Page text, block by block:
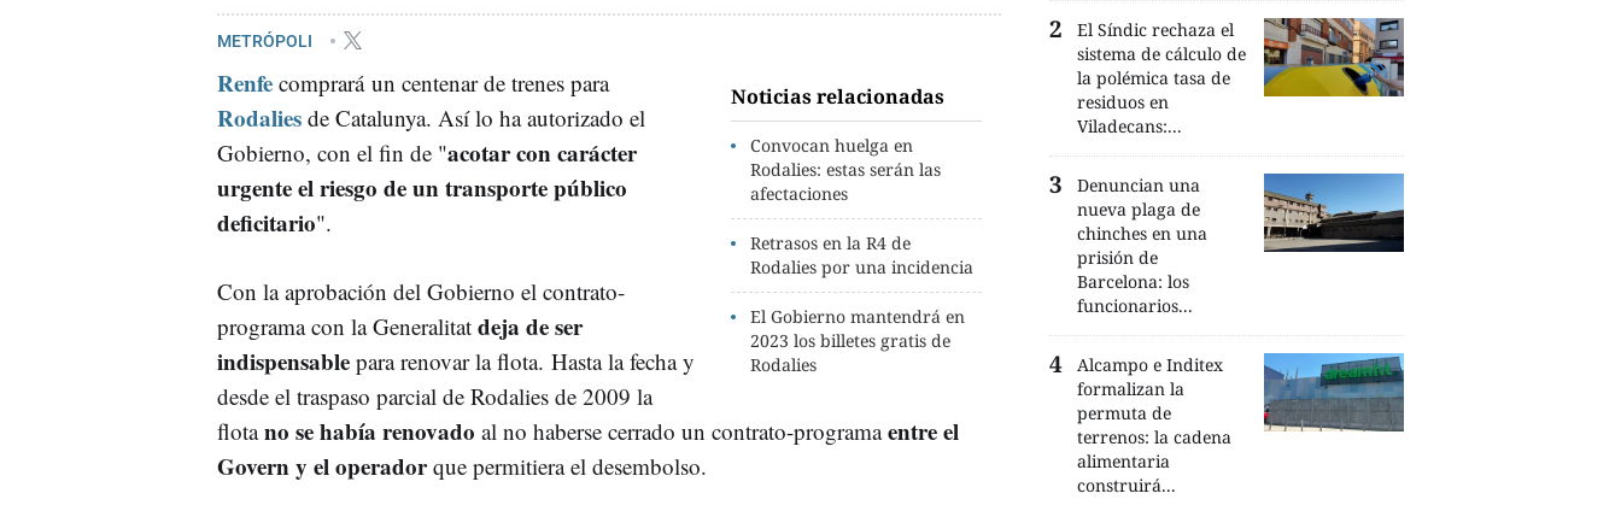
METRÓPOLI
Noticias relacionadas
Convocan huelga en
Rodalies: estas serán las
afectaciones
Retrasos en la R4 de
Rodalies por una incidencia
El Gobierno mantendrá en
2023 los billetes gratis de
Rodalies
Renfe comprará un centenar de trenes para
Rodalies de Catalunya. Así lo ha autorizado el
Gobierno, con el fin de "acotar con carácter
urgente el riesgo de un transporte público
deficitario".
Con la aprobación del Gobierno el contrato-
programa con la Generalitat deja de ser
indispensable para renovar la flota. Hasta la fecha y
desde el traspaso parcial de Rodalies de 2009 la
flotano se había renovado al no haberse cerrado un contrato-programaentre el
Govern y el operadorque permitiera el desembolso.
El Síndic rechaza el
sistema de cálculo de
la polémica tasa de
residuos en
Viladecans:...
Denuncian una
nueva plaga de
chinches en una
prisión de
Barcelona: los
funcionarios...
Alcampo e Inditex
formalizan la
permuta de
terrenos: la cadena
alimentaria
construirá...